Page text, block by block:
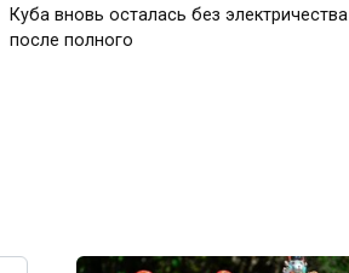
Куба вновь осталась без электричества
после полного